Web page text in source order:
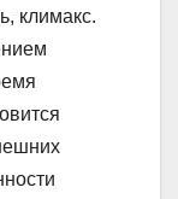
климакс.